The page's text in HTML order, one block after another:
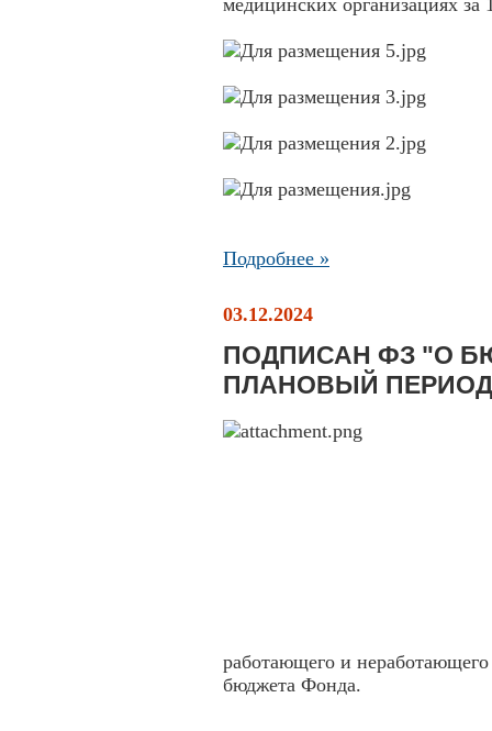
медицинских организациях за
Подробнее »
03.12.2024
ПОДПИСАН ФЗ "О
ПЛАНОВЫЙ ПЕРИОД
работающего и
бюджета Фонда.